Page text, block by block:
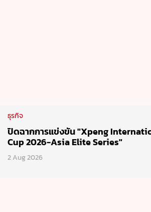
ธุรกิจ
ปิดฉากการแข่งขัน "Xpeng
Cup 2026-Asia Elite Series"
2 Aug 2026